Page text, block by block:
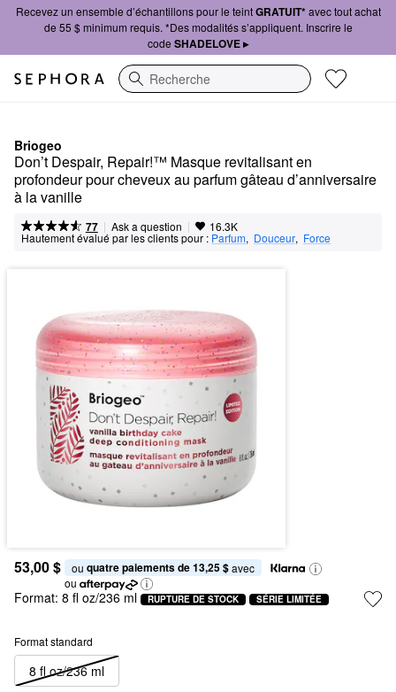
Recevez un ensemble d’échantillons pour le teintGRATUIT*avec tout achat
de 55 $ minimum requis. *Des modalités s’appliquent. Inscrire le
code SHADELOVE ▸
Recherche
Briogeo
Don’t Despair, Repair!™ Masque revitalisant en
profondeur pour cheveux au parfum gâteau d’anniversaire
à la vanille
77 | Ask a question | 16.3K
Hautement évalué par les clients pour : Parfum, Douceur, Force
53,00 $ ou quatre paiements de 13,25 $ avec
ou
Format: 8 fl oz/236 ml RUPTURE DE STOCK SÉRIE LIMITÉE
Format standard
8 fl oz/236 ml